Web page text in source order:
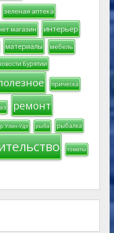
зеленая аптека
магазин интерьер
материалы мебель
Бурятии
прическа
ремонт
Улан-Удэ рыба рыбалка
томаты